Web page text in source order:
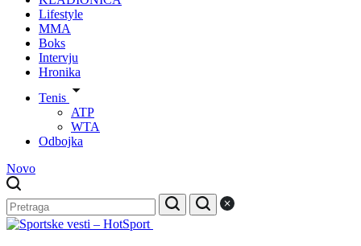
Lifestyle
MMA
Boks
Intervju
Hronika
Tenis
ATP
WTA
Odbojka
Novo